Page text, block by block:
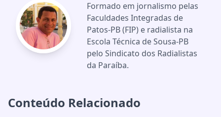
Formado em jornalismo pelas
Faculdades Integradas de
Patos-PB (FIP) e radialista na
Escola Técnica de Sousa-PB
pelo Sindicato dos Radialistas
da Paraíba.
Conteúdo Relacionado